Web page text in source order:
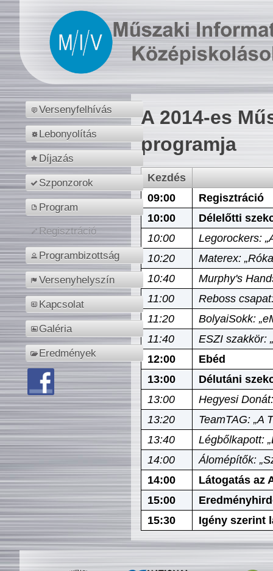
Versenyfelhívás
Lebonyolítás
Díjazás
Szponzorok
Program
Regisztráció
Programbizottság
Versenyhelyszín
Kapcsolat
Galéria
Eredmények
A 2014-es
programja
Kezdés
09:00
Regisztráció
10:00
Délelőtti
10:00
Legorockers:
10:20
Materex:
10:40
Murphy's
11:00
Reboss
11:20
BolyaiSokk:
11:40
ESZI szakkör:
12:00
Ebéd
13:00
Délutáni
13:00
Hegyesi
13:20
TeamTAG: „A
13:40
Légbőlkapott:
14:00
Álomépítők:
14:00
Látogatás az
15:00
15:30
Igény szerint